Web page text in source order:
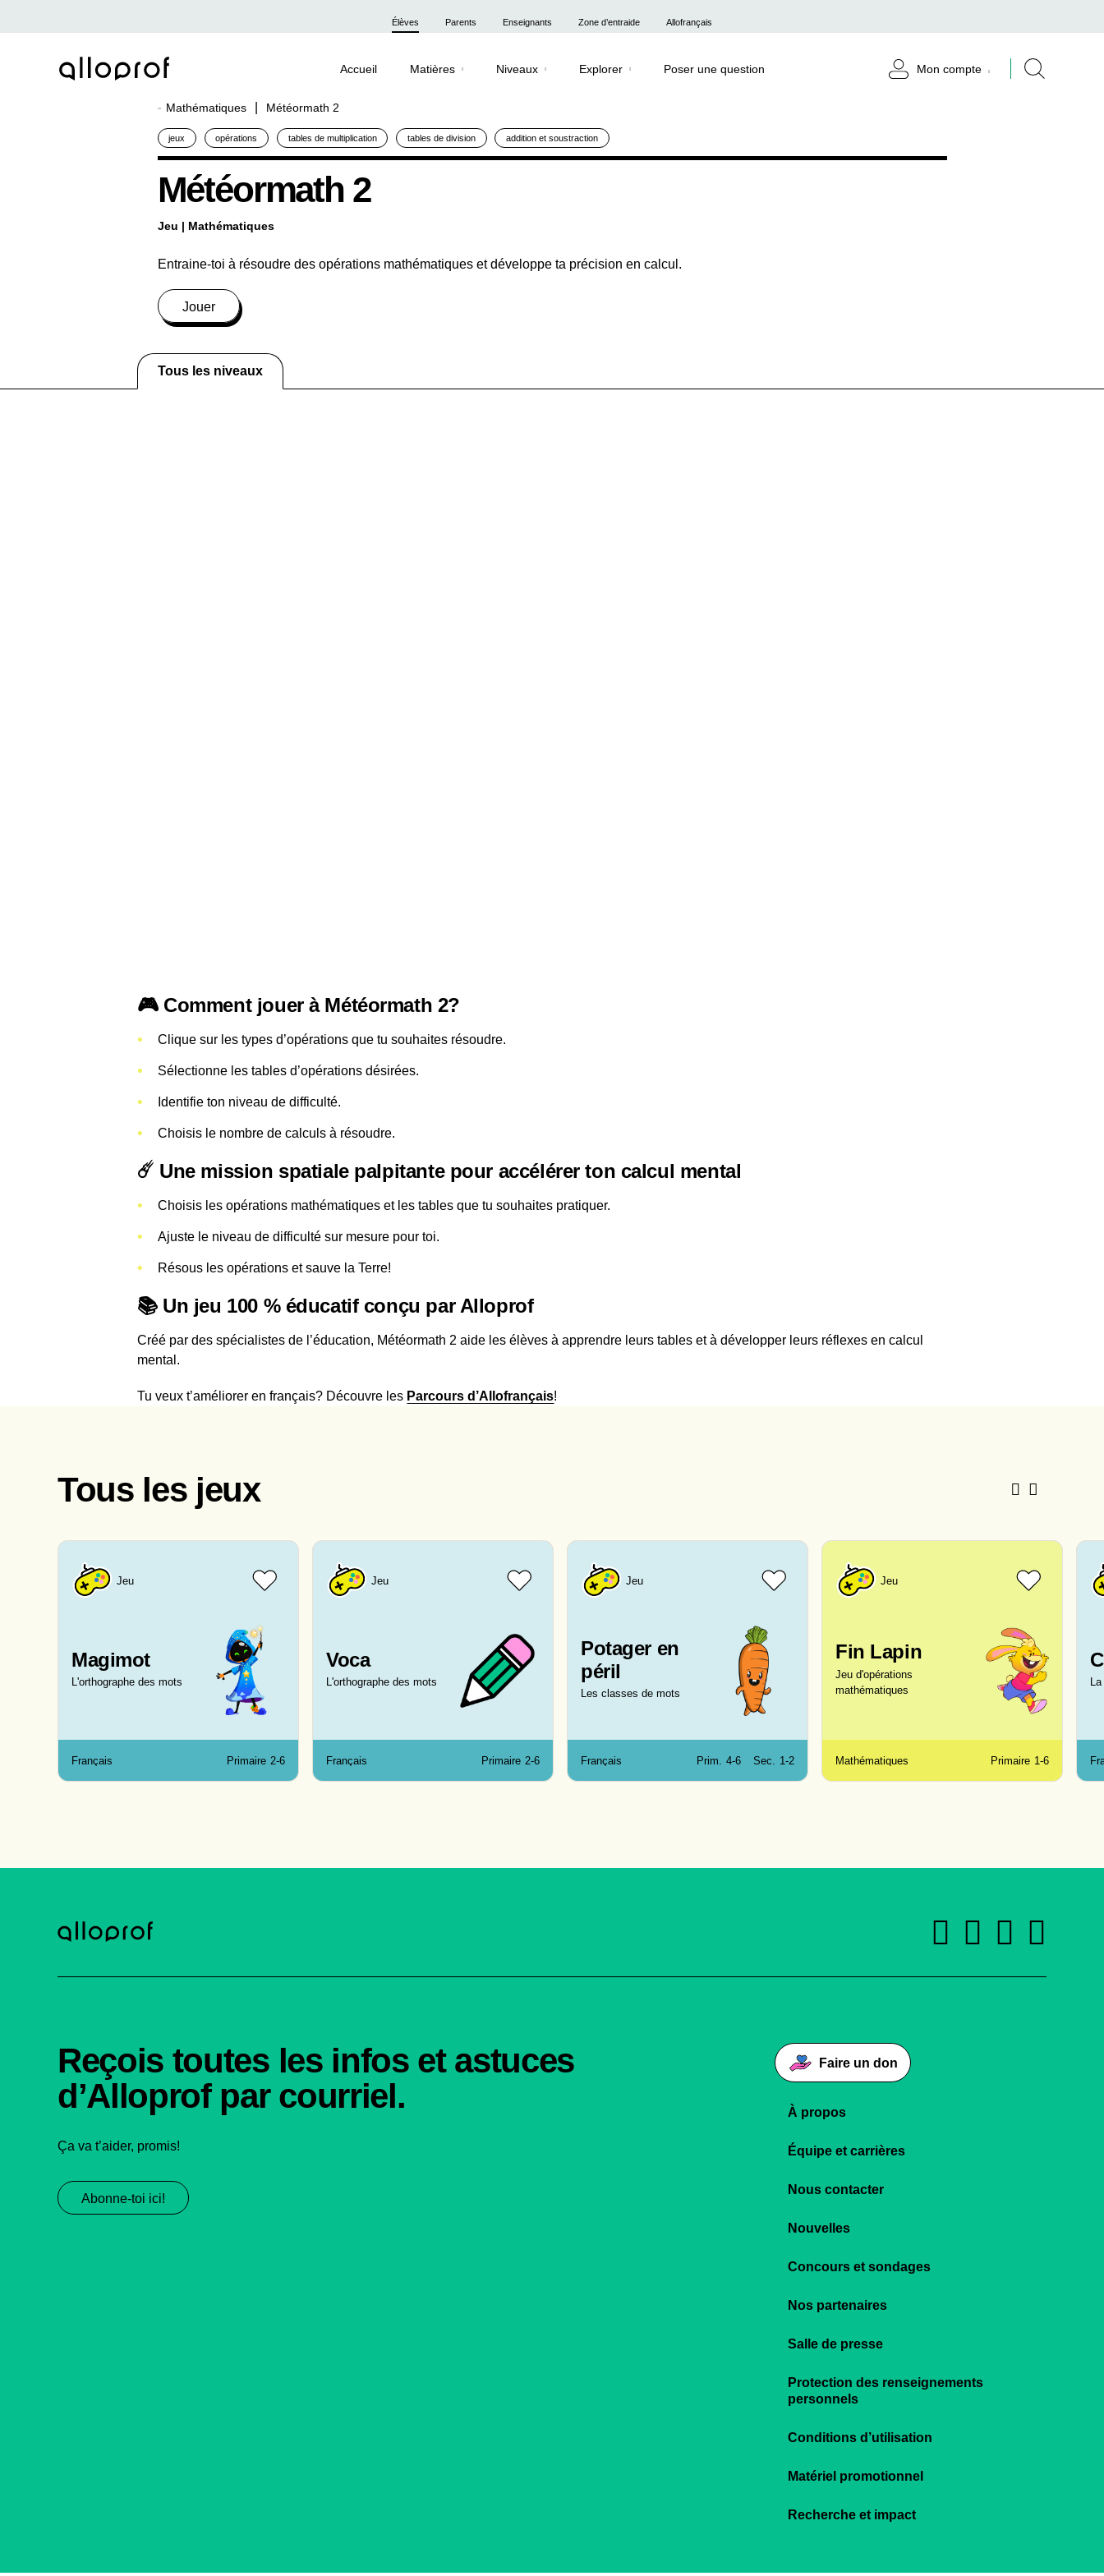
Élèves Parents Enseignants Zone d’entraide Allofrançais
Accueil Matières Niveaux Explorer Poser une question Mon compte
Mathématiques Météormath 2
jeux opérations tables de multiplication tables de division addition et soustraction
Météormath 2
Jeu | Mathématiques
Entraine-toi à résoudre des opérations mathématiques et développe ta précision en calcul.
Jouer
Tous les niveaux
🎮 Comment jouer à Météormath 2?
Clique sur les types d’opérations que tu souhaites résoudre.
Sélectionne les tables d’opérations désirées.
Identifie ton niveau de difficulté.
Choisis le nombre de calculs à résoudre.
☄️ Une mission spatiale palpitante pour accélérer ton calcul mental
Choisis les opérations mathématiques et les tables que tu souhaites pratiquer.
Ajuste le niveau de difficulté sur mesure pour toi.
Résous les opérations et sauve la Terre!
📚 Un jeu 100 % éducatif conçu par Alloprof
Créé par des spécialistes de l’éducation, Météormath 2 aide les élèves à apprendre leurs tables et à développer leurs réflexes en calcul
mental.
Tu veux t’améliorer en français? Découvre les Parcours d’Allofrançais!
Tous les jeux
Jeu
Magimot
L'orthographe des mots
Français Primaire 2-6
Jeu
Voca
L'orthographe des mots
Français Primaire 2-6
Jeu
Potager en
péril
Les classes de mots
Français Prim. 4-6 Sec. 1-2
Jeu
Fin Lapin
Jeu d'opérations
mathématiques
Mathématiques Primaire 1-6
Reçois toutes les infos et astuces
d’Alloprof par courriel.
Ça va t’aider, promis!
Abonne-toi ici!
Faire un don
À propos
Équipe et carrières
Nous contacter
Nouvelles
Concours et sondages
Nos partenaires
Salle de presse
Protection des renseignements
personnels
Conditions d’utilisation
Matériel promotionnel
Recherche et impact